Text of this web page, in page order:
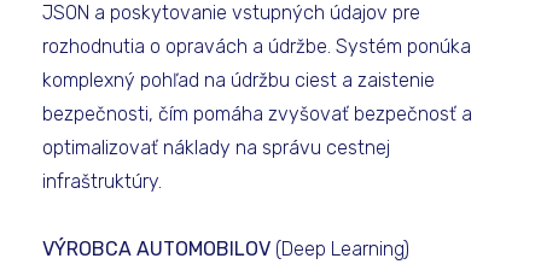
JSON a poskytovanie vstupných údajov pre
rozhodnutia o opravách a údržbe. Systém ponúka
komplexný pohľad na údržbu ciest a zaistenie
bezpečnosti, čím pomáha zvyšovať bezpečnosť a
optimalizovať náklady na správu cestnej
infraštruktúry.
VÝROBCA AUTOMOBILOV (Deep Learning)